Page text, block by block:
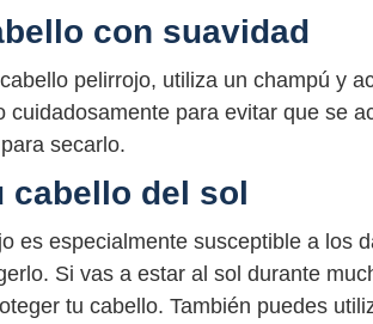
con suavidad
pelirrojo, utiliza un champú y
cuidadosamente para evitar que se
secarlo.
cabello del sol
es especialmente susceptible a los
Si vas a estar al sol durante
tu cabello. También puedes